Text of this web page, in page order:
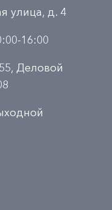
улица, д. 4
16:00
Деловой